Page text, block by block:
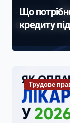
Що
кредиту
Трудове